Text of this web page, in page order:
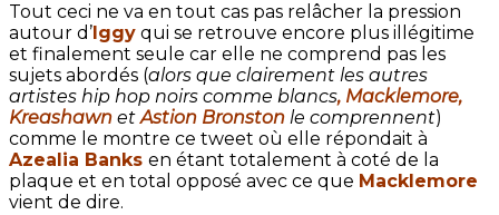
Tout ceci ne va en tout cas pas relâcher la pression
autour d’Iggy qui se retrouve encore plus illégitime
et finalement seule car elle ne comprend pas les
sujets abordés (alors que clairement les autres
artistes hip hop noirs comme blancs, Macklemore,
Kreashawn etAstion Bronston le comprennent)
comme le montre ce tweet où elle répondait à
Azealia Banks en étant totalement à coté de la
plaque et en total opposé avec ce que Macklemore
vient de dire.